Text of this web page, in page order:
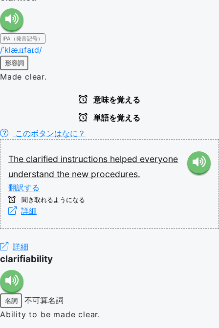
IPA（発音記号）
/ˈklæɹɪfaɪd/
形容詞
Made clear.
意味を覚える
単語を覚える
このボタンはなに？
The clarified instructions helped everyone
understand the new procedures.
翻訳する
聞き取れるようになる
詳細
詳細
clarifiability
名詞
不可算名詞
Ability to be made clear.